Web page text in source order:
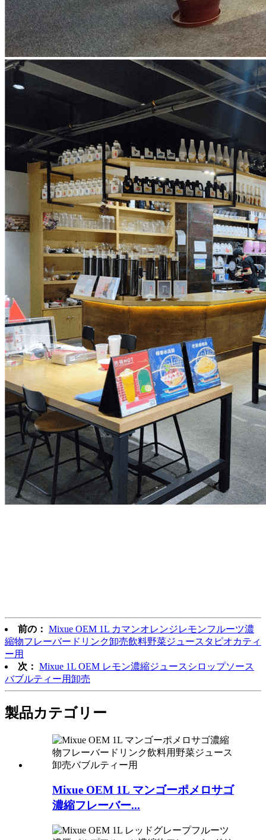
前の： Mixue OEM 1L カマンオレンジレモンフルーツ濃
縮物フレーバードリンク卸売飲料野菜ジュースタピオカティ
ー用
次： Mixue 1L OEM レモン濃縮ジュースシロップソース
バブルティー用卸売
製品カテゴリー
Mixue OEM 1L マンゴーポメロサゴ
濃縮フレーバー...